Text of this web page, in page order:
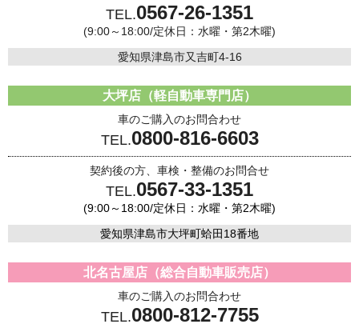
TEL.0567-26-1351
(9:00～18:00/定休日：水曜・第2木曜)
愛知県津島市又吉町4-16
大坪店（軽自動車専門店）
車のご購入のお問合わせ
TEL.0800-816-6603
契約後の方、車検・整備のお問合せ
TEL.0567-33-1351
(9:00～18:00/定休日：水曜・第2木曜)
愛知県津島市大坪町蛤田18番地
北名古屋店（総合自動車販売店）
車のご購入のお問合わせ
TEL.0800-812-7755